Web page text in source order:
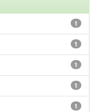
1
1
1
1
1